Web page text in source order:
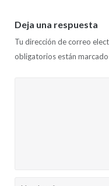
Deja una respuesta
Tu dirección de correo
obligatorios están